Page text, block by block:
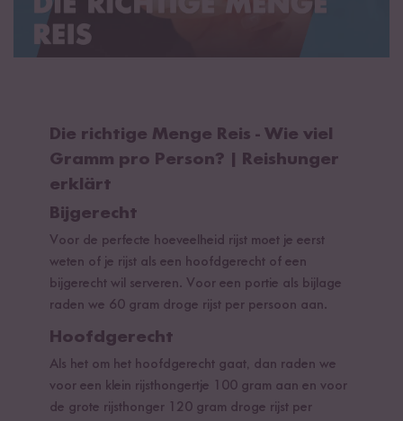
Die richtige Menge Reis - Wie viel
Gramm pro Person? | Reishunger
erklärt
Bijgerecht
Voor de perfecte hoeveelheid rijst moet je eerst
weten of je rijst als een hoofdgerecht of een
bijgerecht wil serveren. Voor een portie als bijlage
raden we 60 gram droge rijst per persoon aan.
Hoofdgerecht
Als het om het hoofdgerecht gaat, dan raden we
voor een klein rijsthongertje 100 gram aan en voor
de grote rijsthonger 120 gram droge rijst per